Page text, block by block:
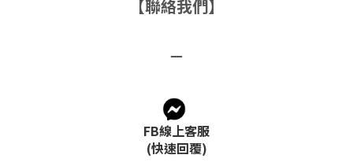
【聯絡我們】
－
FB線上客服
(快速回覆)